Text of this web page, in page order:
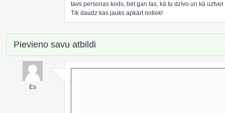
tavs personas kods, bet gan tas, kā tu dzīvo un kā
Tik daudz kas jauks apkārt notiek!
Pievieno savu atbildi
Es